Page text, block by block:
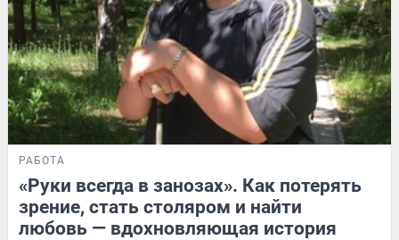
РАБОТА
«Руки всегда в занозах». Как потерять
зрение, стать столяром и найти
любовь — вдохновляющая история